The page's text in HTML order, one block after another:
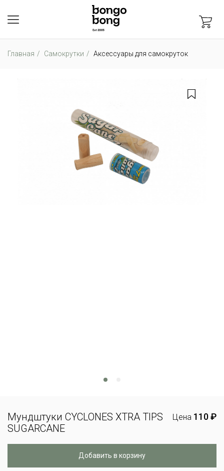
Главная Самокрутки Аксессуары для самокруток
Мундштуки CYCLONES XTRA TIPS
SUGARCANE
Цена 110 ₽
Добавить в корзину